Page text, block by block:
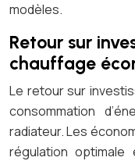
modèles.
Retour sur
chauffage
Le retour sur
consommation
radiateur. Les
régulation